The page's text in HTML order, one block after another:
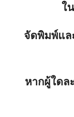
ใ
จัดพิมพ์แล
หากผู้ใดล